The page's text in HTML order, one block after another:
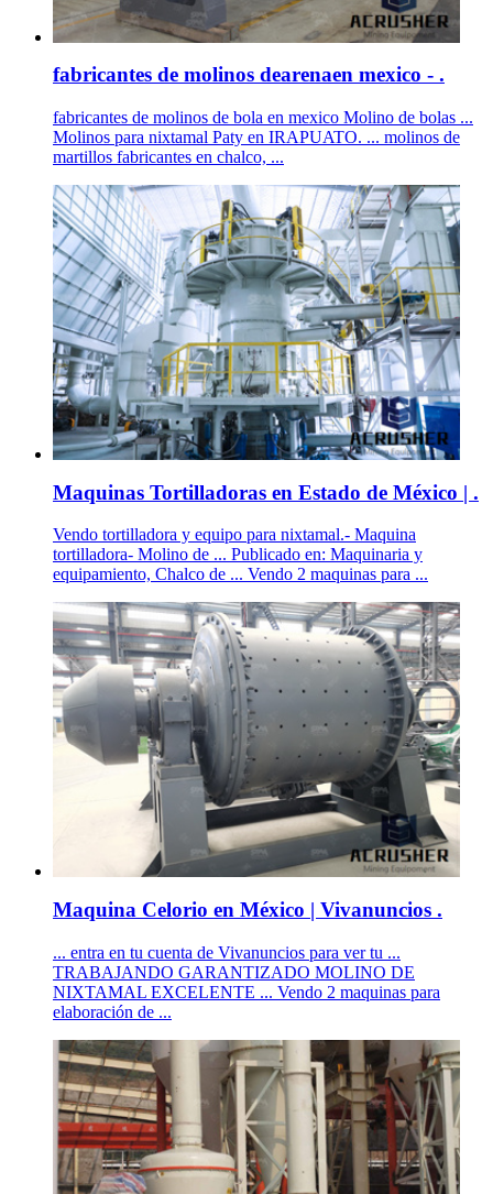
fabricantes de molinos dearenaen mexico - .
fabricantes de molinos de bola en mexico Molino de bolas ...
Molinos para nixtamal Paty en IRAPUATO. ... molinos de
martillos fabricantes en chalco, ...
Maquinas Tortilladoras en Estado de México | .
Vendo tortilladora y equipo para nixtamal.- Maquina
tortilladora- Molino de ... Publicado en: Maquinaria y
equipamiento, Chalco de ... Vendo 2 maquinas para ...
Maquina Celorio en México | Vivanuncios .
... entra en tu cuenta de Vivanuncios para ver tu ...
TRABAJANDO GARANTIZADO MOLINO DE
NIXTAMAL EXCELENTE ... Vendo 2 maquinas para
elaboración de ...